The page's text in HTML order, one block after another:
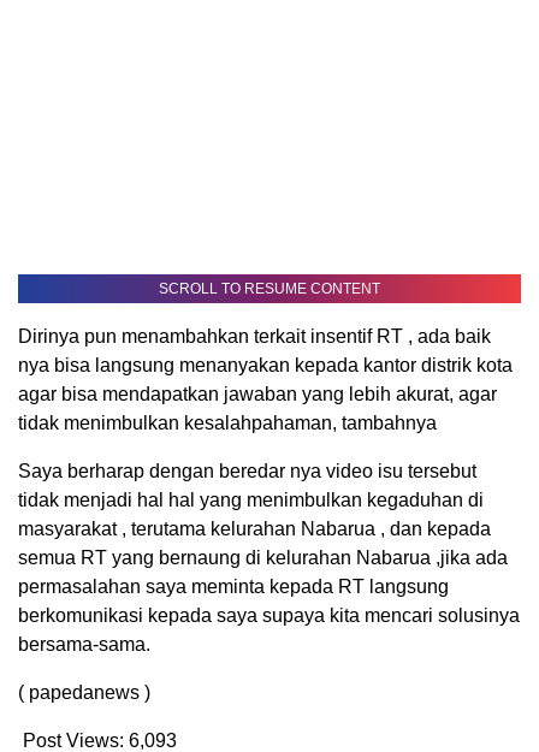
SCROLL TO RESUME CONTENT
Dirinya pun menambahkan terkait insentif RT , ada baik
nya bisa langsung menanyakan kepada kantor distrik kota
agar bisa mendapatkan jawaban yang lebih akurat, agar
tidak menimbulkan kesalahpahaman, tambahnya
Saya berharap dengan beredar nya video isu tersebut
tidak menjadi hal hal yang menimbulkan kegaduhan di
masyarakat , terutama kelurahan Nabarua , dan kepada
semua RT yang bernaung di kelurahan Nabarua ,jika ada
permasalahan saya meminta kepada RT langsung
berkomunikasi kepada saya supaya kita mencari solusinya
bersama-sama.
( papedanews )
Post Views: 6,093